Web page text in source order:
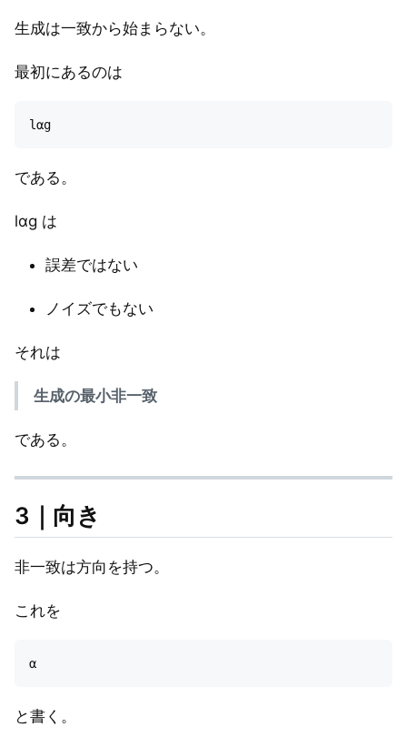
生成は一致から始まらない。
最初にあるのは
である。
lαg は
誤差ではない
ノイズでもない
それは
生成の最小非一致
である。
3｜向き
非一致は方向を持つ。
これを
と書く。